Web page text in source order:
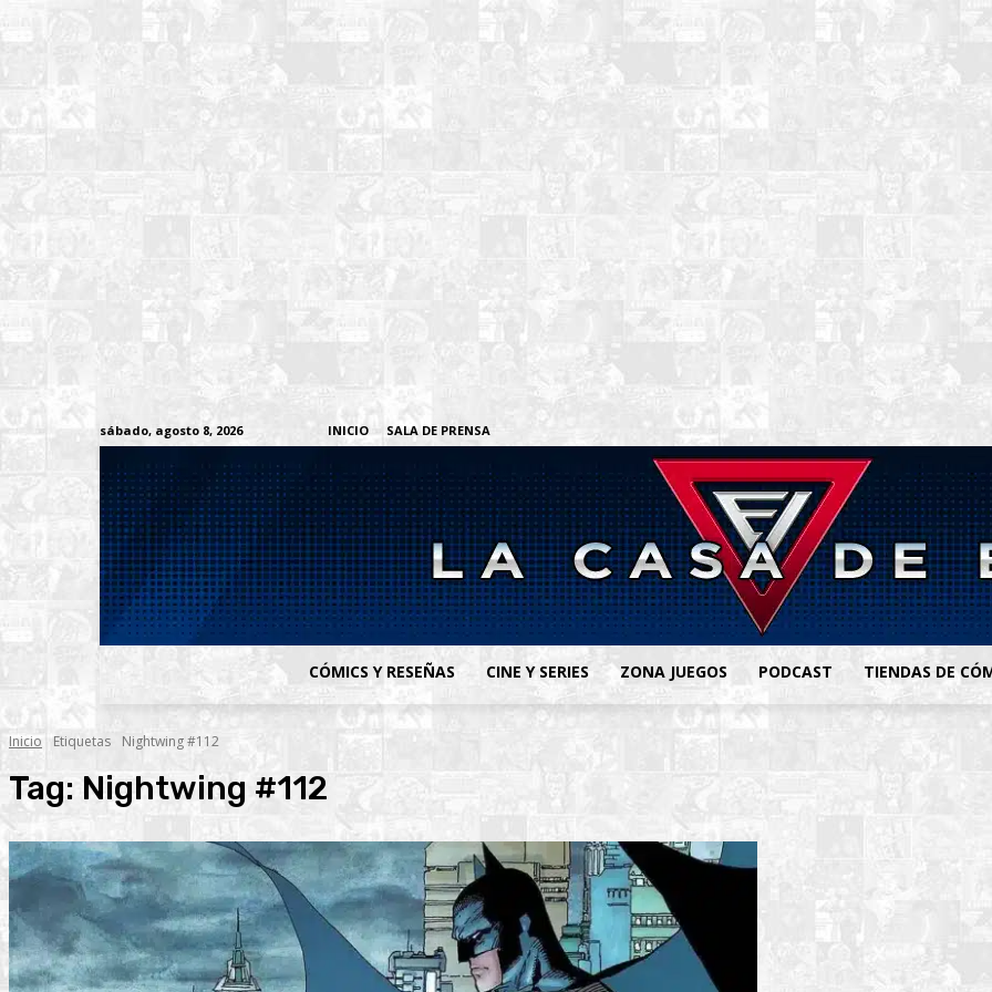
sábado, agosto 8, 2026 INICIO SALA DE PRENSA
CÓMICS Y RESEÑAS CINE Y SERIES ZONA JUEGOS PODCAST TIENDAS DE
Inicio Etiquetas Nightwing #112
Tag: Nightwing #112